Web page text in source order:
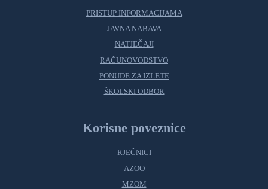
PRISTUP INFORMACIJAMA
JAVNA NABAVA
NATJEČAJI
RAČUNOVODSTVO
PONUDE ZA IZLETE
ŠKOLSKI ODBOR
Korisne poveznice
RJEČNICI
AZOO
MZOM